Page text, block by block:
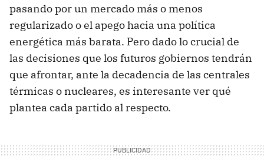
pasando por un mercado más o menos
regularizado o el apego hacia una política
energética más barata. Pero dado lo crucial de
las decisiones que los futuros gobiernos tendrán
que afrontar, ante la decadencia de las centrales
térmicas o nucleares, es interesante ver qué
plantea cada partido al respecto.